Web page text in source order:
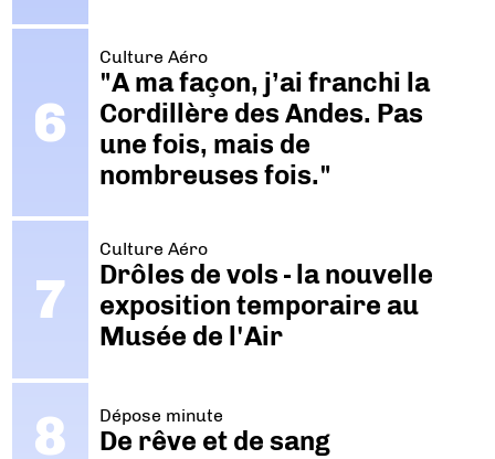
Culture Aéro
"A ma façon, j’ai franchi la
Cordillère des Andes. Pas
une fois, mais de
nombreuses fois."
Culture Aéro
Drôles de vols - la nouvelle
exposition temporaire au
Musée de l'Air
Dépose minute
De rêve et de sang